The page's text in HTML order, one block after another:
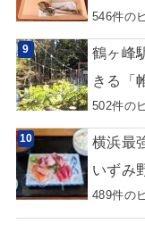
546件の
鶴ヶ峰
きる「
502件の
横浜最
いずみ
489件の